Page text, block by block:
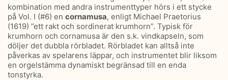
kombination med andra instrumenttyper hörs i ett stycke
på Vol. I (#6) en cornamusa, enligt Michael Praetorius
(1619) ”ett rakt och sordinerat krumhorn”. Typisk för
krumhorn och cornamusa är den s.k. vindkapseln, som
döljer det dubbla rörbladet. Rörbladet kan alltså inte
påverkas av spelarens läppar, och instrumentet blir liksom
en orgelstämma dynamiskt begränsad till en enda
tonstyrka.